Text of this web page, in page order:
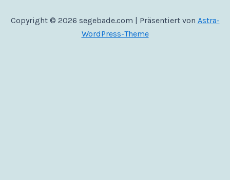
Copyright © 2026 segebade.com | Präsentiert von Astra-
WordPress-Theme